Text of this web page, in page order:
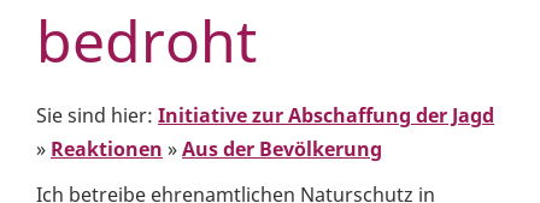
bedroht
Sie sind hier: Initiative zur Abschaffung der Jagd
» Reaktionen »Aus der Bevölkerung
Ich betreibe ehrenamtlichen Naturschutz in